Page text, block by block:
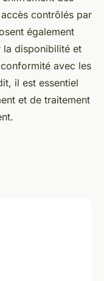
contrôlés par
également
la disponibilité et
avec les
il est essentiel
et de traitement